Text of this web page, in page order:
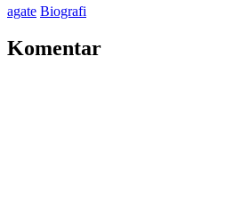
agate Biografi
Komentar